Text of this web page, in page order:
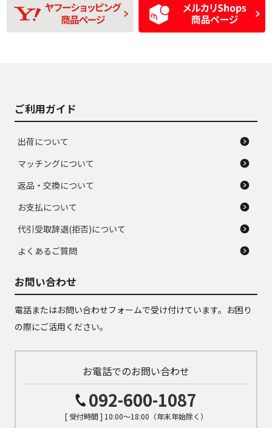
D
あり、一般的な中古
品
D
磨耗がみられ、短期
間使用できるくらい
の中古品
ご利用ガイド
出荷について
マッチングについて
返品・交換について
お支払について
代引受取辞退(拒否)について
よくあるご質問
お問い合わせ
電話またはお問い合わせフォームで受け付けています。お困り
の際にご活用ください。
お電話でのお問い合わせ
092-600-1087
[ 受付時間 ] 10:00～18:00（年末年始除く）